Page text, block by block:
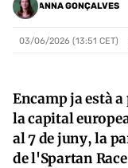
ANNA GONÇALVES
03/06/2026 (13:51 CET)
Encamp ja està
la capital
al 7 de juny, la
de l'Spartan